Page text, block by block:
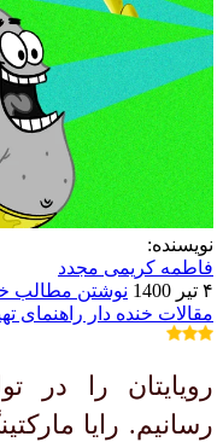
نویسنده:
فاطمه کریمی مجدد
۴ تیر 1400
نوشتن مطالب
مقالات خنده دار راهنمای
رویایتان را در